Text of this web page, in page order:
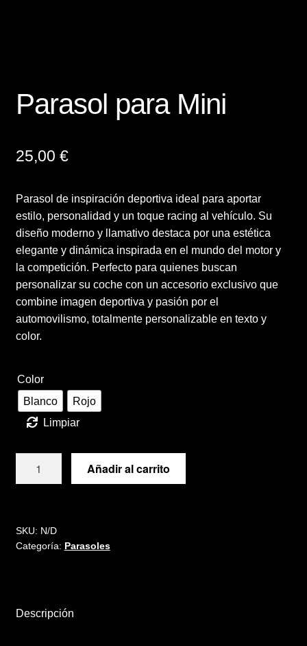
Parasol para Mini
25,00 €
Parasol de inspiración deportiva ideal para aportar
estilo, personalidad y un toque racing al vehículo. Su
diseño moderno y llamativo destaca por una estética
elegante y dinámica inspirada en el mundo del motor y
la competición. Perfecto para quienes buscan
personalizar su coche con un accesorio exclusivo que
combine imagen deportiva y pasión por el
automovilismo, totalmente personalizable en texto y
color.
Color
Blanco
Rojo
Limpiar
Añadir al carrito
SKU: N/D
Categoría: Parasoles
Descripción